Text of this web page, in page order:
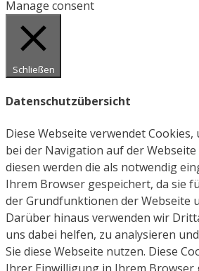
Manage consent
Schließen
Datenschutzübersicht
Diese Webseite verwendet
bei der Navigation auf der
diesen werden die als notwendig
Ihrem Browser gespeichert, da sie
der Grundfunktionen der Webseite
Darüber hinaus verwenden wir
uns dabei helfen, zu analysieren
Sie diese Webseite nutzen. Diese
Ihrer Einwilligung in Ihrem Browser